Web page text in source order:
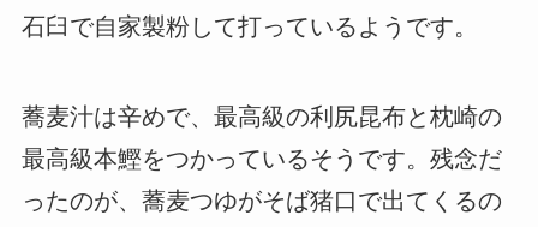
石臼で自家製粉して打っているようです。
蕎麦汁は辛めで、最高級の利尻昆布と枕崎の
最高級本鰹をつかっているそうです。残念だ
ったのが、蕎麦つゆがそば猪口で出てくるの